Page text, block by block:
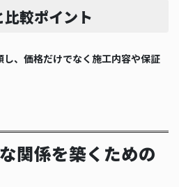
較ポイント
、価格だけでなく施工内容や保証
関係を築くための